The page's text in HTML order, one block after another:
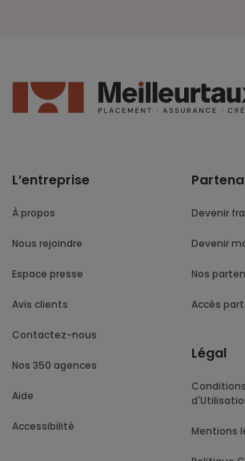
L’entreprise
À propos
Nous rejoindre
Espace presse
Avis clients
Contactez-nous
Nos 350 agences
Aide
Accessibilité
Devenir
Devenir
Nos
Accès
Légal
Conditions Générales
Mentions